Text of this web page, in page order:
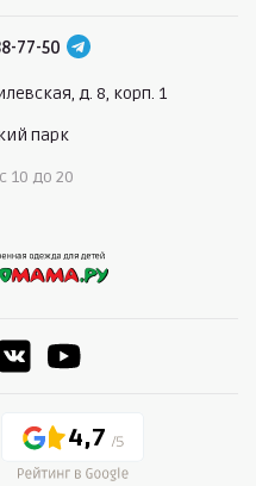
77-50
д. 8, корп. 1
парк
10 до 20
4,7